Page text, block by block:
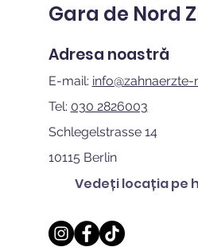
Gara de Nord
Adresa noastră
E-mail:
Tel: 030 2826003
Schlegelstrasse 14
10115 Berlin
Vedeți locația pe